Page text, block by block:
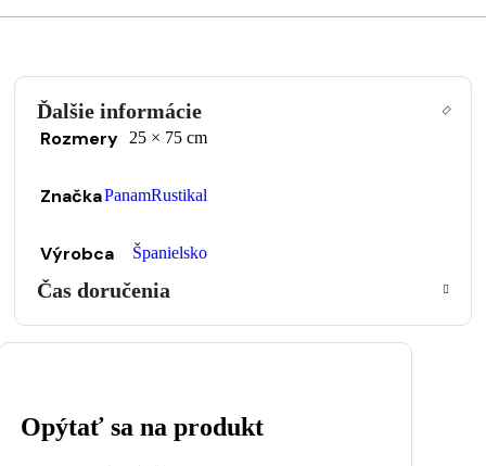
Ďalšie informácie
Rozmery 25 × 75 cm
ZnačkaPanamRustikal
Výrobca Španielsko
Čas doručenia
Opýtať sa na produkt